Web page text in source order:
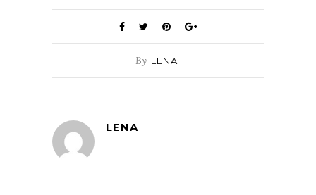
By LENA
LENA